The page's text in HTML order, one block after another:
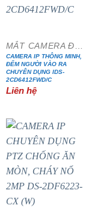
MẮT CAMERA ĐẶC CHỦNG
CAMERA IP THÔNG MINH,
ĐẾM NGƯỜI VÀO RA
CHUYÊN DỤNG IDS-
2CD6412FWD/C
Liên hệ